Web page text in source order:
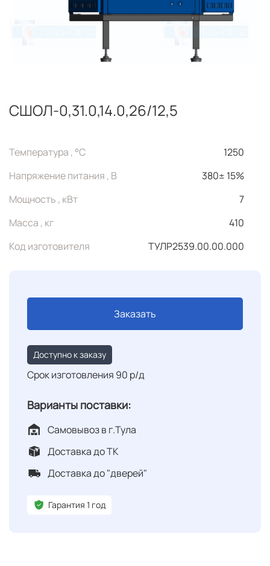
СШОЛ-0,31.0,14.0,26/12,5
Температура , °C
1250
Напряжение питания , В
380± 15%
Мощность , кВт
7
Масса , кг
410
Код изготовителя
ТУЛР2539.00.00.000
Заказать
Доступно к заказу
Срок изготовления 90 р/д
Варианты поставки:
Самовывоз в г.Тула
Доставка до ТК
Доставка до "дверей"
Гарантия 1 год